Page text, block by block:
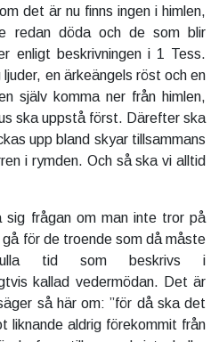
det är nu finns ingen i himlen,
redan döda och de som blir
enligt beskrivningen i 1 Tess.
en ärkeängels röst och en
själv komma ner från himlen,
ska uppstå först. Därefter ska
upp bland skyar tillsammans
i rymden. Och så ska vi alltid
sig frågan om man inte tror på
för de troende som då måste
tid som beskrivs i
kallad vedermödan. Det är
så här om: ”för då ska det
liknande aldrig förekommit från